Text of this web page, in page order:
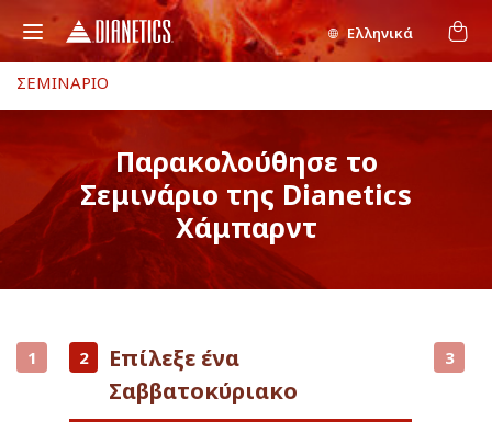
Ελληνικά
ΣΕΜΙΝΑΡΙΟ
Παρακολούθησε το
Σεμινάριο της Dianetics
Χάμπαρντ
1 2
Επίλεξε ένα
Σαββατοκύριακο
3